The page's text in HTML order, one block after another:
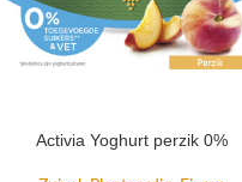
Activia Yoghurt perzik 0%